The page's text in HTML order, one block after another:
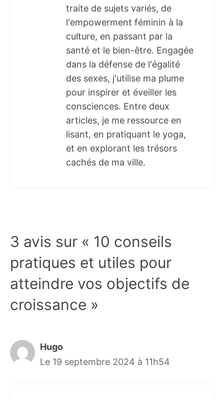
traite de sujets variés, de
l'empowerment féminin à la
culture, en passant par la
santé et le bien-être. Engagée
dans la défense de l'égalité
des sexes, j'utilise ma plume
pour inspirer et éveiller les
consciences. Entre deux
articles, je me ressource en
lisant, en pratiquant le yoga,
et en explorant les trésors
cachés de ma ville.
3 avis sur « 10 conseils
pratiques et utiles pour
atteindre vos objectifs de
croissance »
Hugo
Le 19 septembre 2024 à 11h54